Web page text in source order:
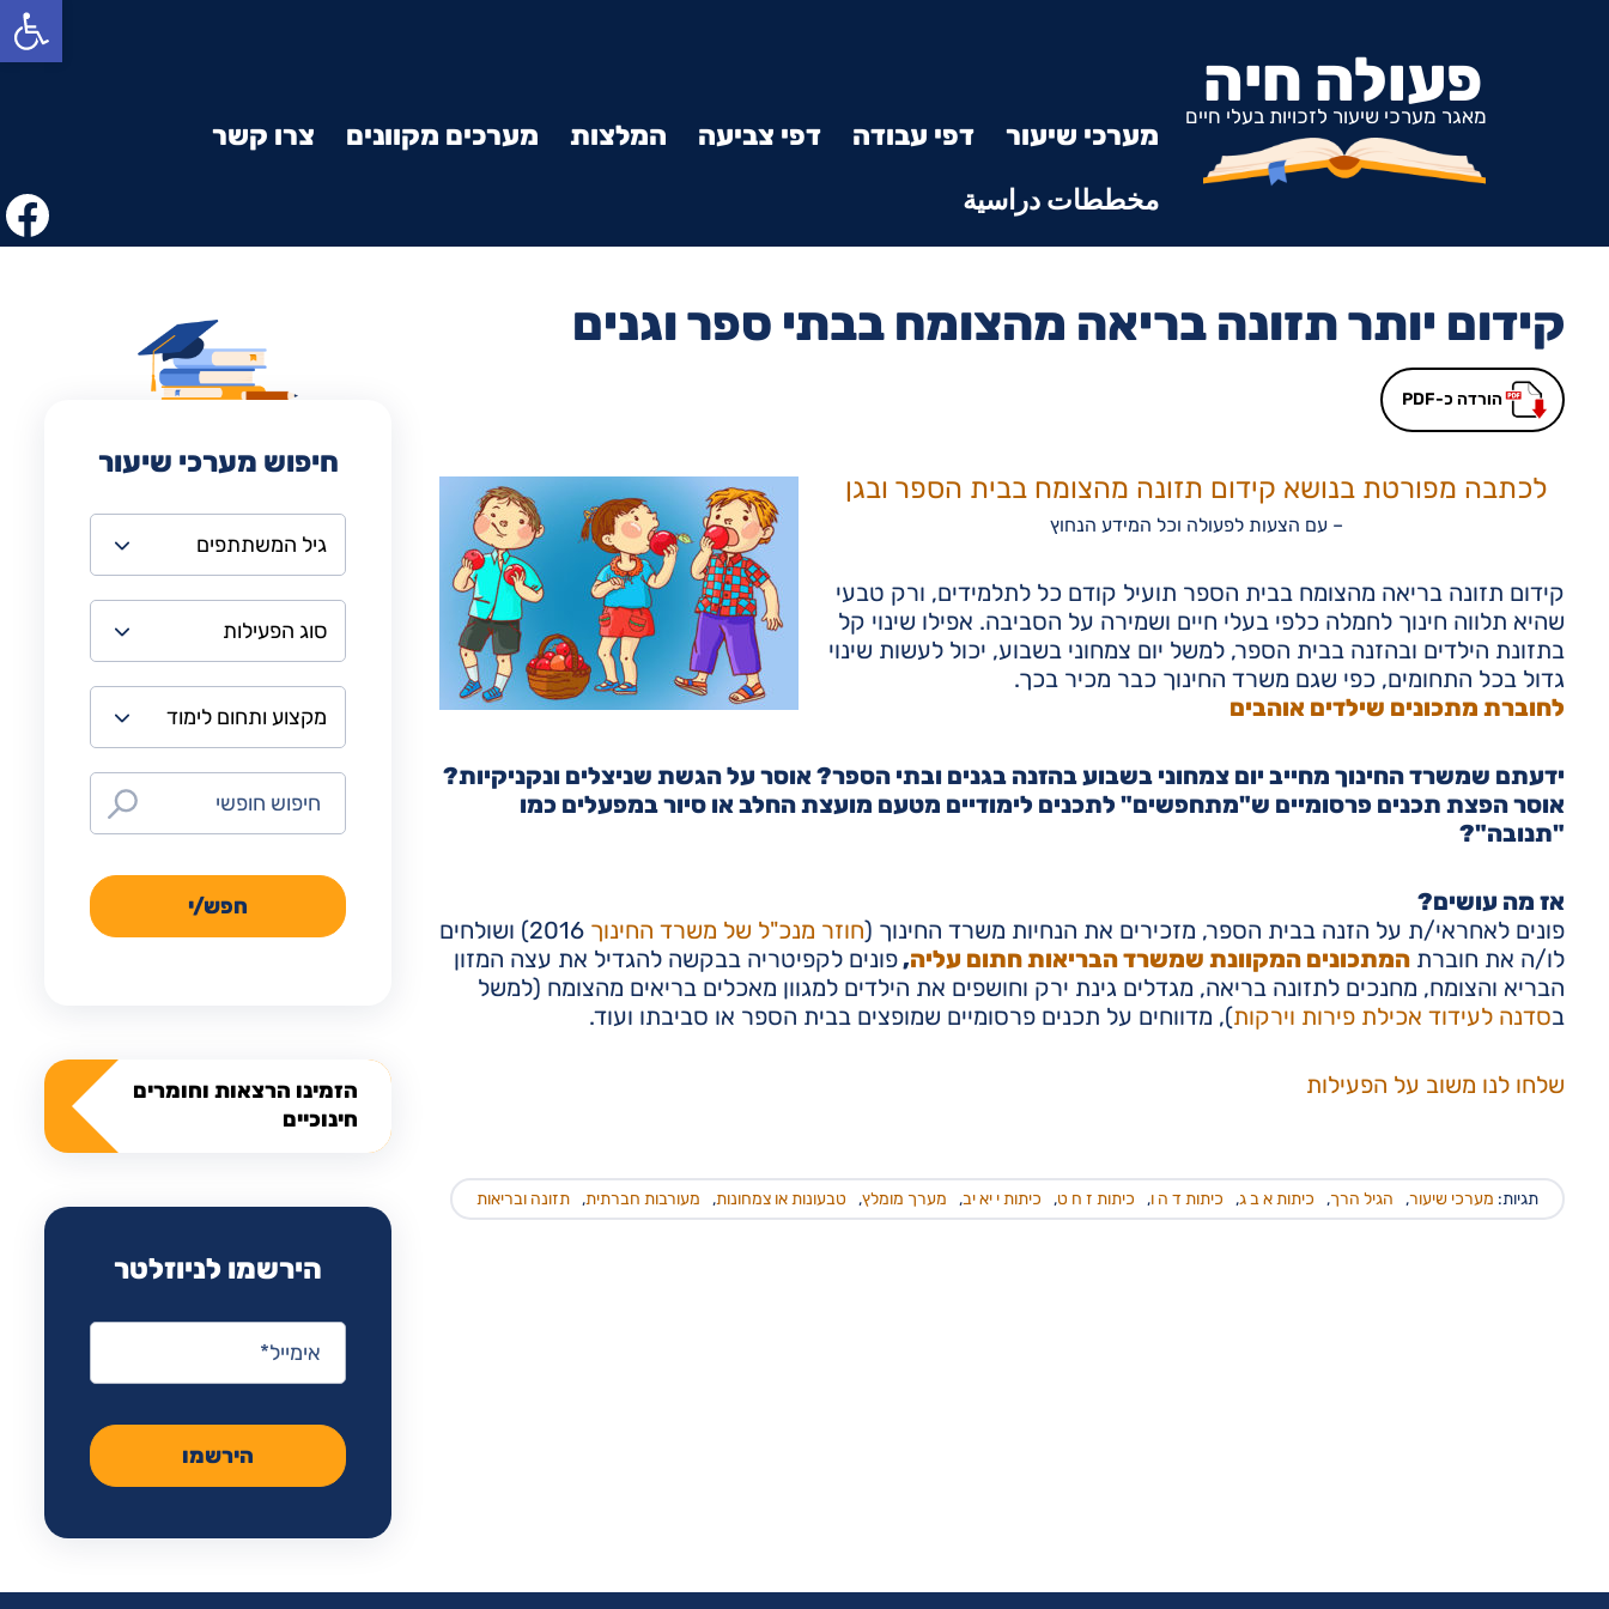
פתח סרגל נגישות
פעולה חיה
מאגר מערכי שיעור לזכויות בעלי חיים
מערכי שיעור דפי עבודה דפי צביעה המלצות מערכים מקוונים
צרו קשר
مخططات دراسية
קידום יותר תזונה בריאה מהצומח בבתי ספר וגנים
הורדה כ-PDF
לכתבה מפורטת בנושא קידום תזונה מהצומח בבית הספר ובגן
– עם הצעות לפעולה וכל המידע הנחוץ
קידום תזונה בריאה מהצומח בבית הספר תועיל קודם כל לתלמידים, ורק טבעי
שהיא תלווה חינוך לחמלה כלפי בעלי חיים ושמירה על הסביבה. אפילו שינוי קל
בתזונת הילדים ובהזנה בבית הספר, למשל יום צמחוני בשבוע, יכול לעשות שינוי
גדול בכל התחומים, כפי שגם משרד החינוך כבר מכיר בכך.
לחוברת מתכונים שילדים אוהבים
ידעתם שמשרד החינוך מחייב יום צמחוני בשבוע בהזנה בגנים ובתי הספר? אוסר על הגשת שניצלים ונקניקיות?
אוסר הפצת תכנים פרסומיים ש"מתחפשים" לתכנים לימודיים מטעם מועצת החלב או סיור במפעלים כמו
"תנובה"?
אז מה עושים?
פונים לאחראי/ת על הזנה בבית הספר, מזכירים את הנחיות משרד החינוך (חוזר מנכ"ל של משרד החינוך
2016) ושולחים
לו/ה את חוברת המתכונים המקוונת שמשרד הבריאות חתום עליה,פונים לקפיטריה בבקשה להגדיל את עצה המזון
הבריא והצומח, מחנכים לתזונה בריאה, מגדלים גינת ירק וחושפים את הילדים למגוון מאכלים בריאים מהצומח (למשל
בסדנה לעידוד אכילת פירות וירקות), מדווחים על תכנים פרסומיים שמופצים בבית הספר או סביבתו ועוד.
שלחו לנו משוב על הפעילות
תגיות: מערכי שיעור, הגיל הרך, כיתות א ב ג, כיתות ד ה ו, כיתות ז ח ט, כיתות י יא יב, מערך מומלץ, טבעונות או צמחונות, מעורבות חברתית, תזונה ובריאות
חיפוש מערכי שיעור
חפש/י
הזמינו הרצאות וחומרים
חינוכיים
הירשמו לניוזלטר
אימייל
הירשמו